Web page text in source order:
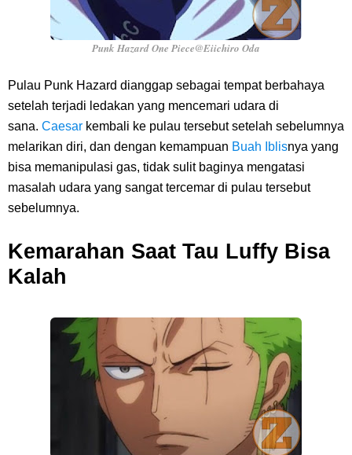
Punk Hazard One Piece@Eiichiro Oda
Pulau Punk Hazard dianggap sebagai tempat berbahaya
setelah terjadi ledakan yang mencemari udara di
sana. Caesar kembali ke pulau tersebut setelah sebelumnya
melarikan diri, dan dengan kemampuan Buah Iblisnya yang
bisa memanipulasi gas, tidak sulit baginya mengatasi
masalah udara yang sangat tercemar di pulau tersebut
sebelumnya.
Kemarahan Saat Tau Luffy Bisa
Kalah